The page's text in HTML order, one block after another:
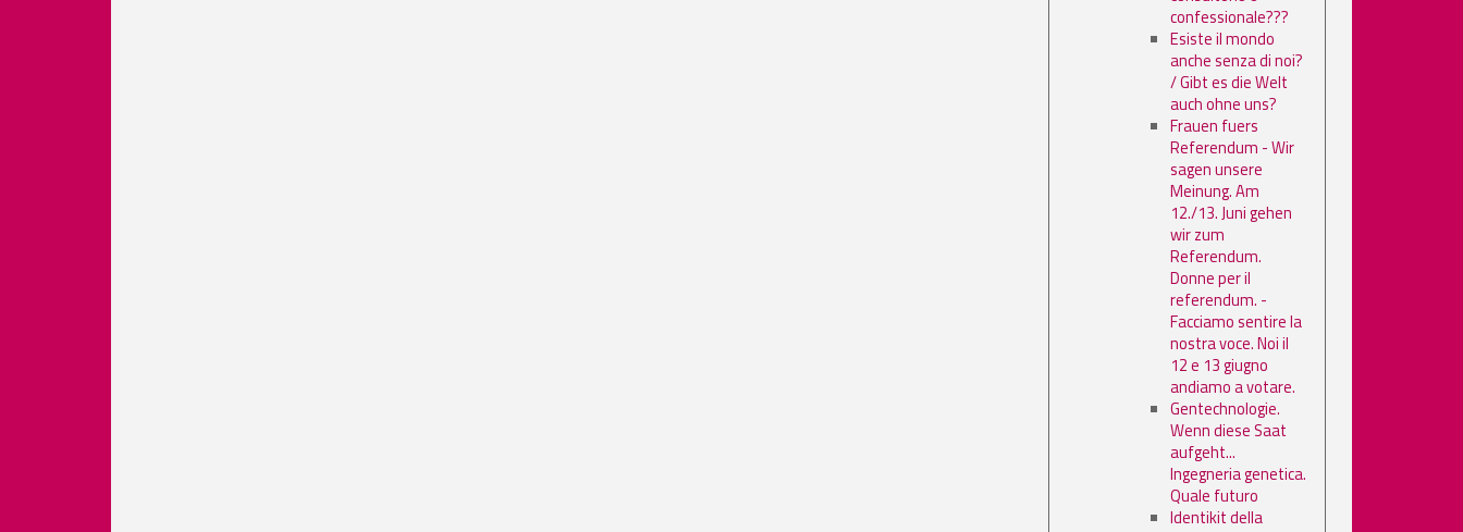
confessionale???
Esiste il mondo
anche senza di noi?
/ Gibt es die Welt
auch ohne uns?
Frauen fuers
Referendum - Wir
sagen unsere
Meinung. Am
12./13. Juni gehen
wir zum
Referendum.
Donne per il
referendum. -
Facciamo sentire la
nostra voce. Noi il
12 e 13 giugno
andiamo a votare.
Gentechnologie.
Wenn diese Saat
aufgeht...
Ingegneria genetica.
Quale futuro
Identikit della